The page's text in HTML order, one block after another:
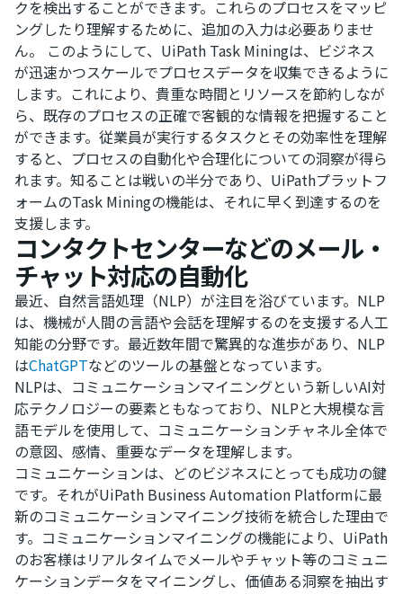
クを検出することができます。これらのプロセスをマッピ
ングしたり理解するために、追加の入力は必要ありませ
ん。 このようにして、UiPath Task Miningは、ビジネス
が迅速かつスケールでプロセスデータを収集できるように
します。これにより、貴重な時間とリソースを節約しなが
ら、既存のプロセスの正確で客観的な情報を把握すること
ができます。従業員が実行するタスクとその効率性を理解
すると、プロセスの自動化や合理化についての洞察が得ら
れます。知ることは戦いの半分であり、UiPathプラットフ
ォームのTask Miningの機能は、それに早く到達するのを
支援します。
コンタクトセンターなどのメール・
チャット対応の自動化
最近、自然言語処理（NLP）が注目を浴びています。NLP
は、機械が人間の言語や会話を理解するのを支援する人工
知能の分野です。最近数年間で驚異的な進歩があり、NLP
はChatGPTなどのツールの基盤となっています。
NLPは、コミュニケーションマイニングという新しいAI対
応テクノロジーの要素ともなっており、NLPと大規模な言
語モデルを使用して、コミュニケーションチャネル全体で
の意図、感情、重要なデータを理解します。
コミュニケーションは、どのビジネスにとっても成功の鍵
です。それがUiPath Business Automation Platformに最
新のコミュニケーションマイニング技術を統合した理由で
す。コミュニケーションマイニングの機能により、UiPath
のお客様はリアルタイムでメールやチャット等のコミュニ
ケーションデータをマイニングし、価値ある洞察を抽出す